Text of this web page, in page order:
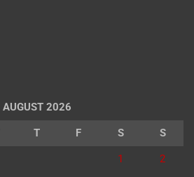
AUGUST 2026
T F S S
1 2